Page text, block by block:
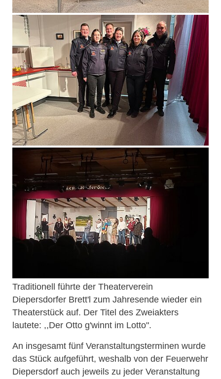
Traditionell führte der Theaterverein
Diepersdorfer Brett'l zum Jahresende wieder ein
Theaterstück auf. Der Titel des Zweiakters
lautete: ,,Der Otto g'winnt im Lotto".
An insgesamt fünf Veranstaltungsterminen wurde
das Stück aufgeführt, weshalb von der Feuerwehr
Diepersdorf auch jeweils zu jeder Veranstaltung